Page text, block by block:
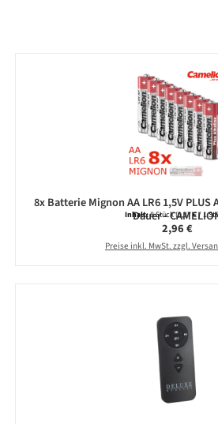
8x Batterie Mignon AA LR6 1,5V
Dauer -
Inhalt:8 Stück(0,37 € / 1
Regulärer
2,96 €
Preise inkl. MwSt. zzgl.